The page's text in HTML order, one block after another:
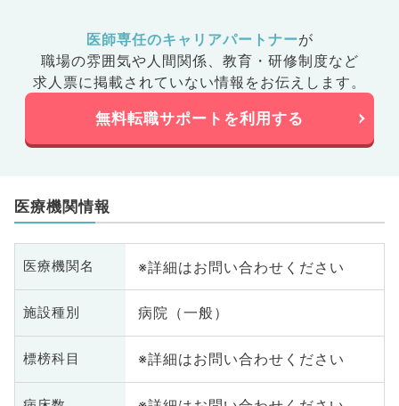
医師専任のキャリアパートナーが
職場の雰囲気や人間関係、 教育・研修制度など
求人票に掲載されていない情報をお伝えします。
無料転職サポートを利用する
医療機関情報
医療機関名 ※詳細はお問い合わせください
施設種別 病院（一般）
標榜科目 ※詳細はお問い合わせください